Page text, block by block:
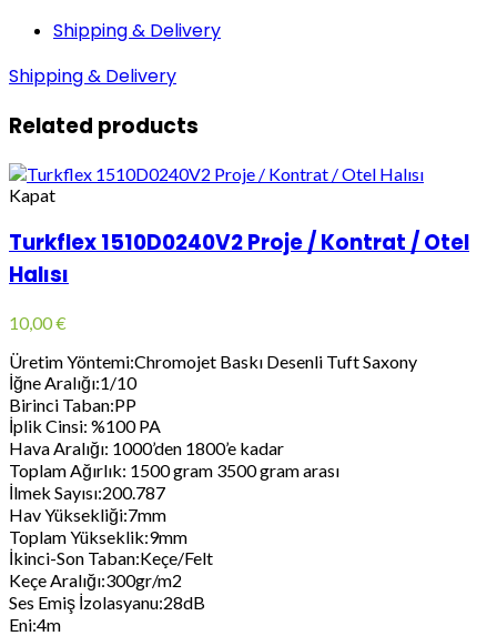
Shipping & Delivery
Shipping & Delivery
Related products
Kapat
Turkflex 1510D0240V2 Proje / Kontrat / Otel
Halısı
10,00€
Üretim Yöntemi:Chromojet Baskı Desenli Tuft Saxony
İğne Aralığı:1/10
Birinci Taban:PP
İplik Cinsi: %100 PA
Hava Aralığı: 1000’den 1800’e kadar
Toplam Ağırlık: 1500 gram 3500 gram arası
İlmek Sayısı:200.787
Hav Yüksekliği:7mm
Toplam Yükseklik:9mm
İkinci-Son Taban:Keçe/Felt
Keçe Aralığı:300gr/m2
Ses Emiş İzolasyanu:28dB
Eni:4m